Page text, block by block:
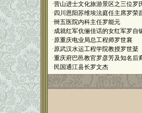
·营山进士文化旅游景区之三位罗
· 四川恩阳苏维埃法庭任主席罗荣
·卌五医院内科主任罗能元
·成就红军伉俪佳话的女红军罗自
·原重庆电业局总工程师罗世襄
·原武汉水运工程学院教授罗世棻
·重庆府巴邑教官罗彦芳及知名后
· 民国通江县长罗文杰